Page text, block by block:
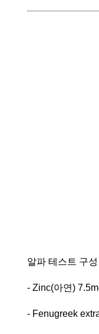
알파 테스트 구
- Zinc(아연)
- Fenugreek